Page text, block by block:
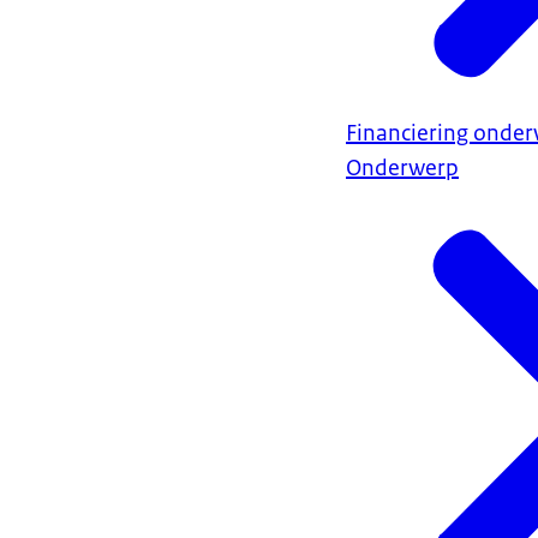
Financiering
Onderwerp